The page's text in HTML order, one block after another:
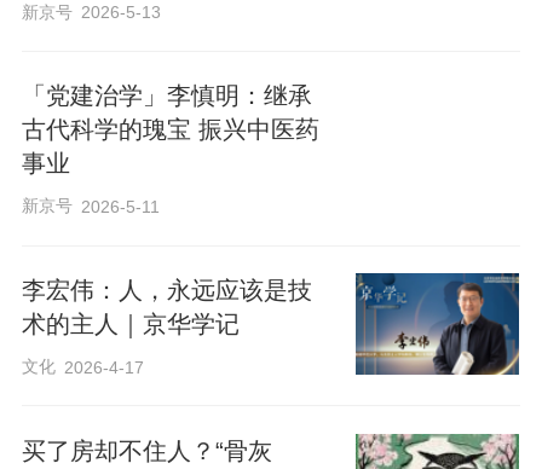
新京号 2026-5-13
「党建治学」李慎明：继承
古代科学的瑰宝 振兴中医药
事业
新京号 2026-5-11
李宏伟：人，永远应该是技
术的主人｜京华学记
文化 2026-4-17
买了房却不住人？“骨灰